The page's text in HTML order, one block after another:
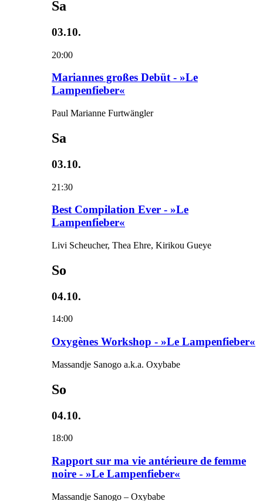
Sa
03.10.
20:00
Mariannes großes Debüt - »Le
Lampenfieber«
Paul Marianne Furtwängler
Sa
03.10.
21:30
Best Compilation Ever - »Le
Lampenfieber«
Livi Scheucher, Thea Ehre, Kirikou Gueye
So
04.10.
14:00
Oxygènes Workshop - »Le Lampenfieber«
Massandje Sanogo a.k.a. Oxybabe
So
04.10.
18:00
Rapport sur ma vie antérieure de femme
noire - »Le Lampenfieber«
Massandje Sanogo – Oxybabe